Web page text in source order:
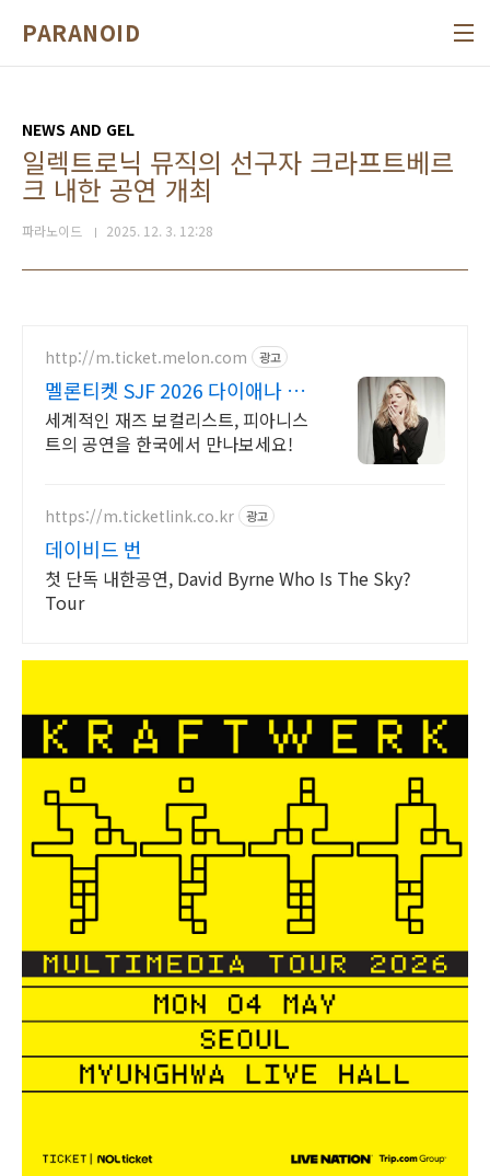
PARANOID
NEWS AND GEL
일렉트로닉 뮤직의 선구자 크라프트베르
크 내한 공연 개최
파라노이드 2025. 12. 3. 12:28
http://m.ticket.melon.com 광고
멜론티켓 SJF 2026 다이애나 크
롤 11월 내한!
세계적인 재즈 보컬리스트, 피아니스
트의 공연을 한국에서 만나보세요!
https://m.ticketlink.co.kr 광고
데이비드 번
첫 단독 내한공연, David Byrne Who Is The Sky?
Tour